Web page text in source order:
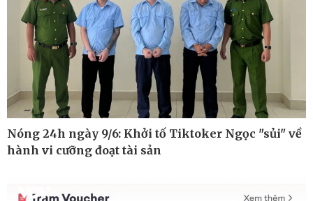
Vụ án
Tin nóng
Tư vấn luật
Pickleball
Bóng đá quốc tế
Bóng đá Việt Nam
Thế giới thể thao
Lịch thi đấu bóng đá
eSports
Hậu trường
Nóng 24h ngày 9/6: Khởi tố Tiktoker Ngọc "sủi" về
hành vi cưỡng đoạt tài sản